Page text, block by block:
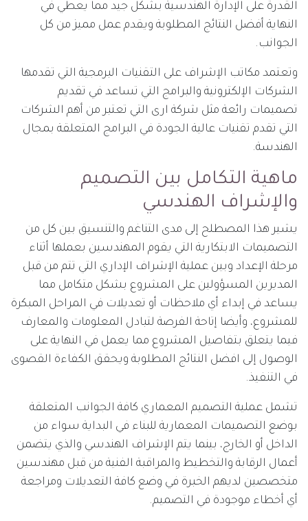
القدرة على الإدارة الهندسية بشكل جيد مما يعطي في
النهاية أفضل النتائج المطلوبة ويقدم عمل مميز من كل
الجوانب.
وتعتمد مكاتب الإشراف على التقنيات البرمجية التي تقدمها
الشركات الإلكترونية والبرامج التي تساعد في تقديم
تصميمات رائعة مثل شركة ارى التي تعتبر من أهم الشركات
التي تقدم تقنيات عالية الجودة في البرامج المتعلقة بمجال
الهندسة.
ماهية التكامل بين التصميم
والإشراف الهندسي
يشير هذا المصطلح إلى مدى التناغم والتنسيق بين كل من
التصميمات الابتكارية التي يقوم المهندسين بعملها أثناء
مرحلة الإعداد وبين عملية الإشراف الإداري التي تتم من قبل
المديرين المسؤولين على المشروع بشكل متكامل مما
يساعد في إبداء أي ملاحظات أو تعديلات في المراحل المبكرة
للمشروع، وأيضا إتاحة الفرصة لتبادل المعلومات والمعارف
فيما يتعلق بتفاصيل المشروع مما يعمل في النهاية على
الوصول إلى افضل النتائج المطلوبة ويحقق الكفاءة القصوى
في التنفيذ.
تشمل عملية التصميم المعماري كافة الجوانب المتعلقة
بوضع التصميمات المعمارية للبناء في البداية سواء من
الداخل أو الخارج، بينما يتم الإشراف الهندسي والذي يتضمن
أعمال الرقابة والتخطيط والمراقبة الفنية من قبل مهندسين
متخصصين لديهم الخبرة في وضع كافة التعديلات ومراجعة
أي أخطاء موجودة في التصميم.